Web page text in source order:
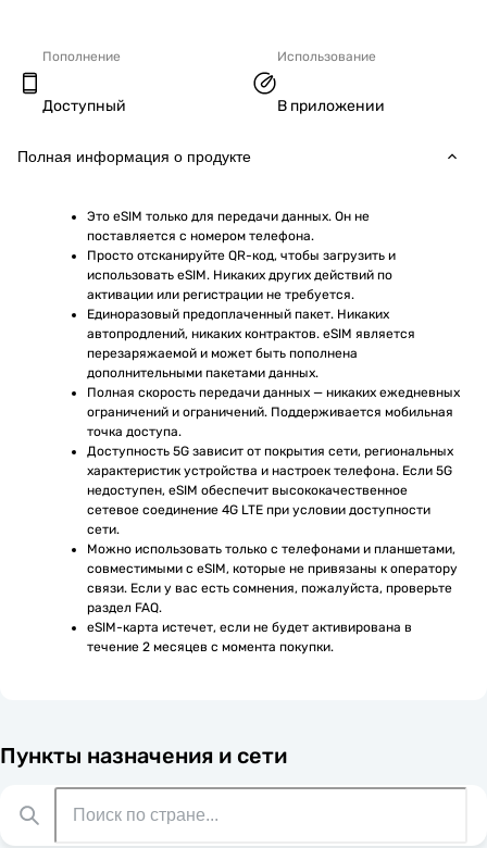
Пополнение
Доступный
Использование
В приложении
Полная информация о продукте
Это eSIM только для передачи данных. Он не
поставляется с номером телефона.
Просто отсканируйте QR-код, чтобы загрузить и
использовать eSIM. Никаких других действий по
активации или регистрации не требуется.
Единоразовый предоплаченный пакет. Никаких
автопродлений, никаких контрактов. eSIM является
перезаряжаемой и может быть пополнена
дополнительными пакетами данных.
Полная скорость передачи данных — никаких ежедневных
ограничений и ограничений. Поддерживается мобильная
точка доступа.
Доступность 5G зависит от покрытия сети, региональных
характеристик устройства и настроек телефона. Если 5G
недоступен, eSIM обеспечит высококачественное
сетевое соединение 4G LTE при условии доступности
сети.
Можно использовать только с телефонами и планшетами,
совместимыми с eSIM, которые не привязаны к оператору
связи. Если у вас есть сомнения, пожалуйста, проверьте
раздел FAQ.
eSIM-карта истечет, если не будет активирована в
течение 2 месяцев с момента покупки.
Пункты назначения и сети